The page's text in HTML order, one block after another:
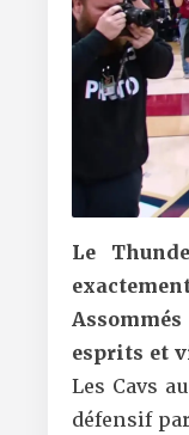
Le
esprits et
Les Cavs
défensif